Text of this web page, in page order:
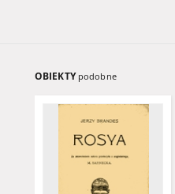
OBIEKTY podobne